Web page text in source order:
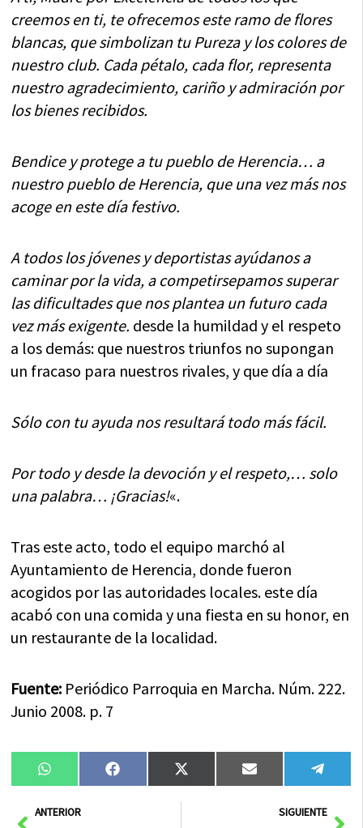
creemos en ti, te ofrecemos este ramo de flores
blancas, que simbolizan tu Pureza y los colores de
nuestro club. Cada pétalo, cada flor, representa
nuestro agradecimiento, cariño y admiración por
los bienes recibidos.
Bendice y protege a tu pueblo de Herencia… a
nuestro pueblo de Herencia, que una vez más nos
acoge en este día festivo.
A todos los jóvenes y deportistas ayúdanos a
caminar por la vida, a competirsepamos superar
las dificultades que nos plantea un futuro cada
vez más exigente. desde la humildad y el respeto
a los demás: que nuestros triunfos no supongan
un fracaso para nuestros rivales, y que día a día
Sólo con tu ayuda nos resultará todo más fácil.
Por todo y desde la devoción y el respeto,… solo
una palabra… ¡Gracias!«.
Tras este acto, todo el equipo marchó al
Ayuntamiento de Herencia, donde fueron
acogidos por las autoridades locales. este día
acabó con una comida y una fiesta en su honor, en
un restaurante de la localidad.
Fuente: Periódico Parroquia en Marcha. Núm. 222.
Junio 2008. p. 7
Compartir
en
WhatsAppCompartir
en
FacebookCompartir
en
X
(Twitter)
Compartir
en
Email
en
AntANTERIOR SIGUIENTE